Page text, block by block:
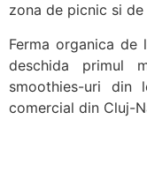
zona de picnic si
Ferma organica de
deschida primul
smoothies-uri din
comercial din Cluj-